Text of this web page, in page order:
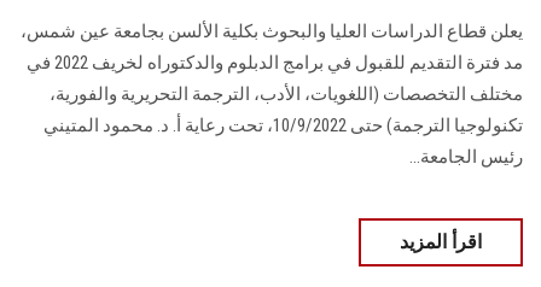
يعلن قطاع الدراسات العليا والبحوث بكلية الألسن بجامعة عين شمس،
مد فترة التقديم للقبول في برامج الدبلوم والدكتوراه لخريف 2022 في
مختلف التخصصات (اللغويات، الأدب، الترجمة التحريرية والفورية،
تكنولوجيا الترجمة) حتى 10/9/2022، تحت رعاية أ. د. محمود المتيني
رئيس الجامعة...
اقرأ المزيد